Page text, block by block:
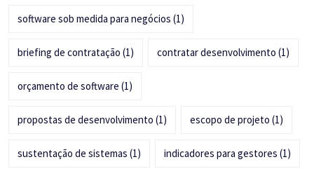
software sob medida para negócios (1)
briefing de contratação (1) contratar desenvolvimento (1)
orçamento de software (1)
propostas de desenvolvimento (1) escopo de projeto (1)
sustentação de sistemas (1) indicadores para gestores (1)